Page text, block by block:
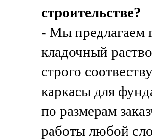
строительстве?
- Мы предлагаем
кладочный
строго
каркасы для
по размерам
работы любой